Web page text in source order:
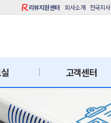
리뷰지원센터 회사소개 전국지사
고객센터